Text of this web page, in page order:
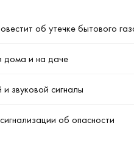
об утечке бытового
дома и на даче
и звуковой сигналы
об опасности